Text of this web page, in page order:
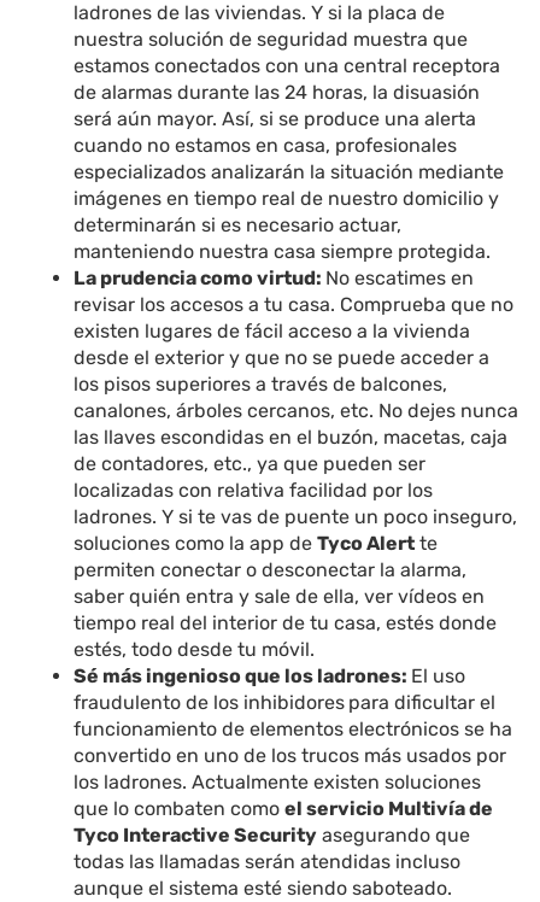
ladrones de las viviendas. Y si la placa de
nuestra solución de seguridad muestra que
estamos conectados con una central receptora
de alarmas durante las 24 horas, la disuasión
será aún mayor. Así, si se produce una alerta
cuando no estamos en casa, profesionales
especializados analizarán la situación mediante
imágenes en tiempo real de nuestro domicilio y
determinarán si es necesario actuar,
manteniendo nuestra casa siempre protegida.
La prudencia como virtud: No escatimes en
revisar los accesos a tu casa. Comprueba que no
existen lugares de fácil acceso a la vivienda
desde el exterior y que no se puede acceder a
los pisos superiores a través de balcones,
canalones, árboles cercanos, etc. No dejes nunca
las llaves escondidas en el buzón, macetas, caja
de contadores, etc., ya que pueden ser
localizadas con relativa facilidad por los
ladrones. Y si te vas de puente un poco inseguro,
soluciones como la app deTyco Alert te
permiten conectar o desconectar la alarma,
saber quién entra y sale de ella, ver vídeos en
tiempo real del interior de tu casa, estés donde
estés, todo desde tu móvil.
Sé más ingenioso que los ladrones: El uso
fraudulento de los inhibidores para dificultar el
funcionamiento de elementos electrónicos se ha
convertido en uno de los trucos más usados por
los ladrones. Actualmente existen soluciones
que lo combaten comoel servicio Multivía de
Tyco Interactive Security asegurando que
todas las llamadas serán atendidas incluso
aunque el sistema esté siendo saboteado.